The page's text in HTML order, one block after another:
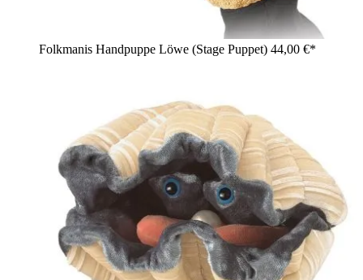
Folkmanis Handpuppe Löwe (Stage Puppet) 44,00 €*